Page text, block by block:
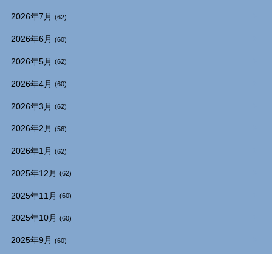
2026年7月 (62)
2026年6月 (60)
2026年5月 (62)
2026年4月 (60)
2026年3月 (62)
2026年2月 (56)
2026年1月 (62)
2025年12月 (62)
2025年11月 (60)
2025年10月 (60)
2025年9月 (60)